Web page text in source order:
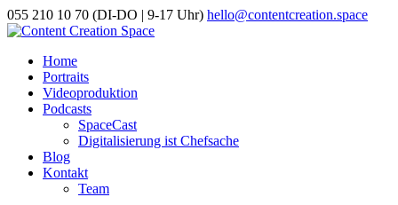
055 210 10 70 (DI-DO | 9-17 Uhr) hello@contentcreation.space
Home
Portraits
Videoproduktion
Podcasts
SpaceCast
Digitalisierung ist Chefsache
Blog
Kontakt
Team